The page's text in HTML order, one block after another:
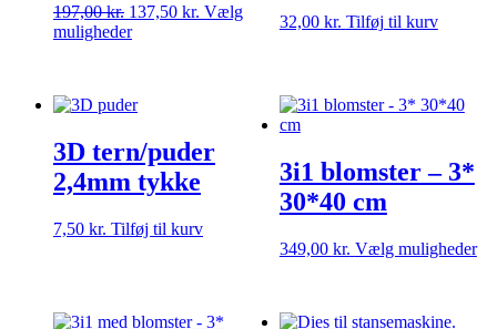
197,00kr. Den
oprindelige
137,50 kr. Den
Vælg
mulighederDette
varianter.
kan
vælges
på
32,00 kr. Tilføj til kurv
3D tern/puder
2,4mm tykke
7,50 kr. Tilføj til kurv
3i1 blomster – 3*
30*40 cm
349,00 kr. Vælg muligheder